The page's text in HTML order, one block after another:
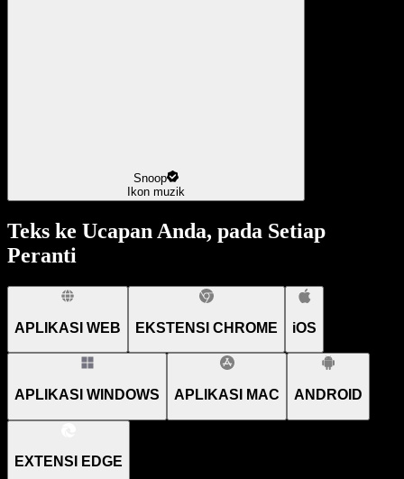
Snoop
Ikon muzik
Teks ke Ucapan Anda, pada Setiap
Peranti
APLIKASI WEB EKSTENSI CHROME iOS
APLIKASI WINDOWS APLIKASI MAC ANDROID
EXTENSI EDGE